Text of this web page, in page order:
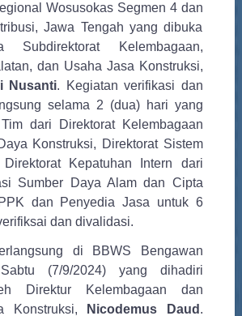
Wosusokas Segmen 4 dan
Jawa Tengah yang dibuka
Subdirektorat Kelembagaan,
dan Usaha Jasa Konstruksi,
Nusanti. Kegiatan verifikasi dan
selama 2 (dua) hari yang
dari Direktorat Kelembagaan
Konstruksi, Direktorat Sistem
Kepatuhan Intern dari
Sumber Daya Alam dan Cipta
dan Penyedia Jasa untuk 6
dan divalidasi.
di BBWS Bengawan
(7/9/2024) yang dihadiri
Direktur Kelembagaan dan
Konstruksi,
Nicodemus Daud .